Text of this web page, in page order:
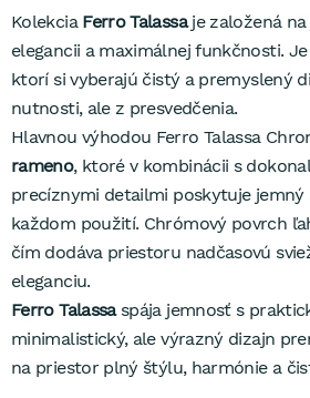
moderne, a ručnú sprchu s funkciou
odstraňovanie vodného kameňa.
hadica so systémom Antitwist
,
zaisťuje pohodlné používanie, a
ručnej sprchy
Batéria Ferro Talassa je vyrobená z
materiálov s dôrazom na odolnosť a
Na kartušu sa vzťahuje
predĺžená 5-
Kolekcia Ferro Talassaje založená
elegancii a maximálnej funkčnosti.
ktorí si vyberajú čistý a premyslený
nutnosti, ale z presvedčenia.
Hlavnou výhodou Ferro Talassa
rameno, ktoré v kombinácii s
precíznymi detailmi poskytuje
každom použití. Chrómový povrch
čím dodáva priestoru nadčasovú
eleganciu.
Ferro Talassaspája jemnosť s
minimalistický, ale výrazný dizajn
na priestor plný štýlu, harmónie a